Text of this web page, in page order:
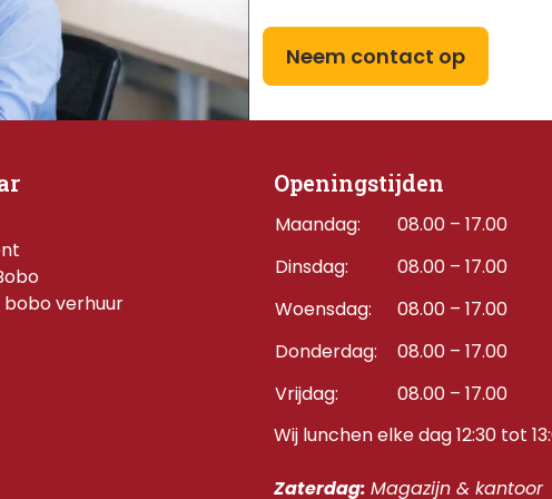
Neem contact op
verhuur
Openingstijden
Maandag:
08.00 – 17.00
Dinsdag:
08.00 – 17.00
Woensdag:
08.00 – 17.00
Donderdag: 08.00 – 17.00
Vrijdag:
08.00 – 17.00
Wij lunchen elke dag 12:30 tot
Zaterdag: Magazijn & kantoor